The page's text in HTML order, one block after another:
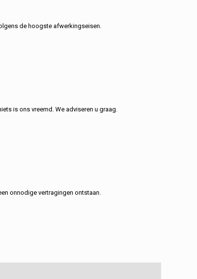
de hoogste afwerkingseisen.
is ons vreemd. We adviseren u graag.
onnodige vertragingen ontstaan.